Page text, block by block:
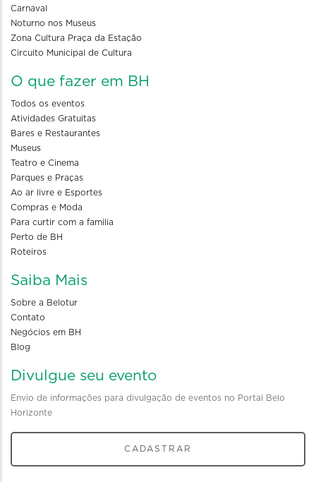
Carnaval
Noturno nos Museus
Zona Cultura Praça da Estação
Circuito Municipal de Cultura
O que fazer em BH
Todos os eventos
Atividades Gratuitas
Bares e Restaurantes
Museus
Teatro e Cinema
Parques e Praças
Ao ar livre e Esportes
Compras e Moda
Para curtir com a familia
Perto de BH
Roteiros
Saiba Mais
Sobre a Belotur
Contato
Negócios em BH
Blog
Divulgue seu evento
Envio de informações para divulgação de eventos no Portal Belo
Horizonte
CADASTRAR